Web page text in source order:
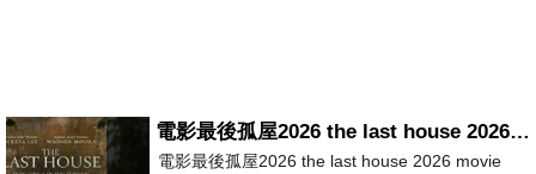
電影最後孤屋2026 the last house 2026 movie
電影最後孤屋2026 the last house 2026 movie